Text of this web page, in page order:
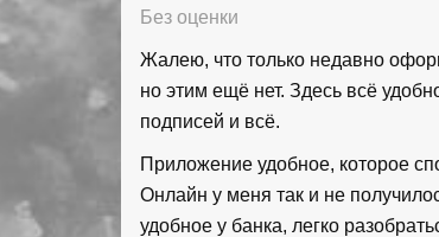
Без оценки
Жалею, что только недавно
но этим ещё нет. Здесь всё
подписей и всё.
Приложение удобное, которое
Онлайн у меня так и не
удобное у банка, легко